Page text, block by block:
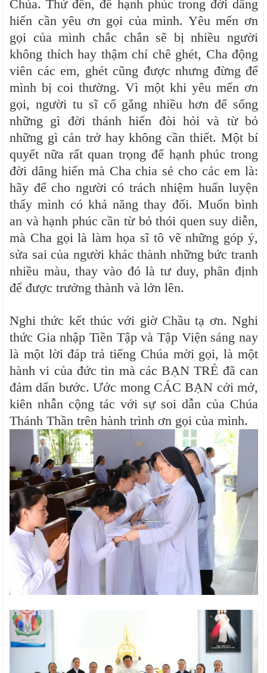
Chúa. Thứ đến, để hạnh phúc trong đời dâng
hiến cần yêu ơn gọi của mình. Yêu mến ơn
gọi của mình chắc chắn sẽ bị nhiều người
không thích hay thậm chí chê ghét, Cha động
viên các em, ghét cũng được nhưng đừng để
mình bị coi thường. Vì một khi yêu mến ơn
gọi, người tu sĩ cố gắng nhiều hơn để sống
những gì đời thánh hiến đòi hỏi và từ bỏ
những gì cản trở hay không cần thiết. Một bí
quyết nữa rất quan trọng để hạnh phúc trong
đời dâng hiến mà Cha chia sẻ cho các em là:
hãy để cho người có trách nhiệm huấn luyện
thấy mình có khả năng thay đổi. Muốn bình
an và hạnh phúc cần từ bỏ thói quen suy diễn,
mà Cha gọi là làm họa sĩ tô vẽ những góp ý,
sửa sai của người khác thành những bức tranh
nhiều màu, thay vào đó là tư duy, phân định
để được trưởng thành và lớn lên.
Nghi thức kết thúc với giờ Chầu tạ ơn. Nghi
thức Gia nhập Tiền Tập và Tập Viện sáng nay
là một lời đáp trả tiếng Chúa mời gọi, là một
hành vi của đức tin mà các BẠN TRẺ đã can
đảm dấn bước. Ước mong CÁC BẠN cởi mở,
kiên nhẫn cộng tác với sự soi dẫn của Chúa
Thánh Thần trên hành trình ơn gọi của mình.